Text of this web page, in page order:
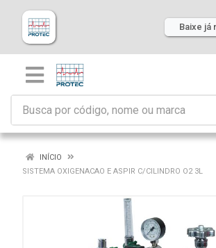
Baixe já
INÍCIO
SISTEMA OXIGENACAO E ASPIR C/CILINDRO O2 3L